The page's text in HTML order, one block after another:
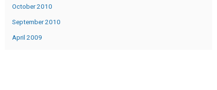
October 2010
September 2010
April 2009